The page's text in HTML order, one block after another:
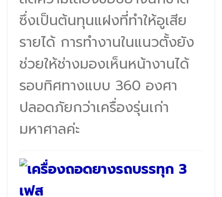
ซึ่งเป็นต้นทุนแฝงที่ทำให้อูเสีย
รายได้ การทำงานในแนวตั้งยัง
ช่วยให้ช่างมองเห็นหน้างานได้
รอบทิศทางแบบ 360 องศา
ปลอดภัยกว่าเครื่องรุ่นเก่า
มหาศาลค่ะ